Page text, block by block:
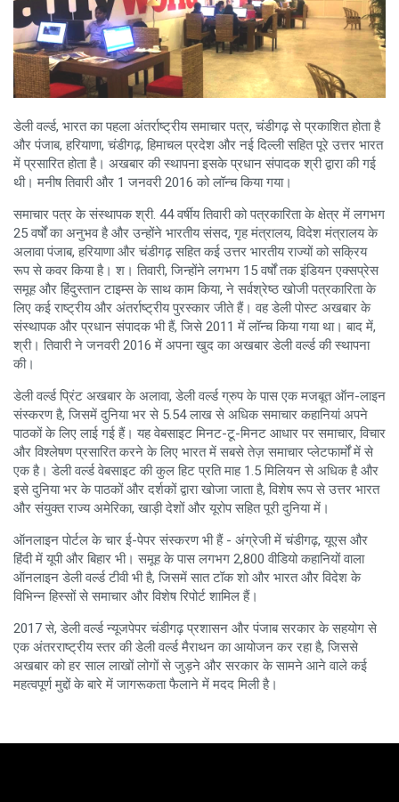
डेली वर्ल्ड, भारत का पहला अंतर्राष्ट्रीय समाचार पत्र, चंडीगढ़ से प्रकाशित होता है
और पंजाब, हरियाणा, चंडीगढ़, हिमाचल प्रदेश और नई दिल्ली सहित पूरे उत्तर भारत
में प्रसारित होता है। अखबार की स्थापना इसके प्रधान संपादक श्री द्वारा की गई
थी। मनीष तिवारी और 1 जनवरी 2016 को लॉन्च किया गया।
समाचार पत्र के संस्थापक श्री. 44 वर्षीय तिवारी को पत्रकारिता के क्षेत्र में लगभग
25 वर्षों का अनुभव है और उन्होंने भारतीय संसद, गृह मंत्रालय, विदेश मंत्रालय के
अलावा पंजाब, हरियाणा और चंडीगढ़ सहित कई उत्तर भारतीय राज्यों को सक्रिय
रूप से कवर किया है। श। तिवारी, जिन्होंने लगभग 15 वर्षों तक इंडियन एक्सप्रेस
समूह और हिंदुस्तान टाइम्स के साथ काम किया, ने सर्वश्रेष्ठ खोजी पत्रकारिता के
लिए कई राष्ट्रीय और अंतर्राष्ट्रीय पुरस्कार जीते हैं। वह डेली पोस्ट अखबार के
संस्थापक और प्रधान संपादक भी हैं, जिसे 2011 में लॉन्च किया गया था। बाद में,
श्री। तिवारी ने जनवरी 2016 में अपना खुद का अखबार डेली वर्ल्ड की स्थापना
की।
डेली वर्ल्ड प्रिंट अखबार के अलावा, डेली वर्ल्ड ग्रुप के पास एक मजबूत ऑन-लाइन
संस्करण है, जिसमें दुनिया भर से 5.54 लाख से अधिक समाचार कहानियां अपने
पाठकों के लिए लाई गई हैं। यह वेबसाइट मिनट-टू-मिनट आधार पर समाचार, विचार
और विश्लेषण प्रसारित करने के लिए भारत में सबसे तेज़ समाचार प्लेटफार्मों में से
एक है। डेली वर्ल्ड वेबसाइट की कुल हिट प्रति माह 1.5 मिलियन से अधिक है और
इसे दुनिया भर के पाठकों और दर्शकों द्वारा खोजा जाता है, विशेष रूप से उत्तर भारत
और संयुक्त राज्य अमेरिका, खाड़ी देशों और यूरोप सहित पूरी दुनिया में।
ऑनलाइन पोर्टल के चार ई-पेपर संस्करण भी हैं - अंग्रेजी में चंडीगढ़, यूएस और
हिंदी में यूपी और बिहार भी। समूह के पास लगभग 2,800 वीडियो कहानियों वाला
ऑनलाइन डेली वर्ल्ड टीवी भी है, जिसमें सात टॉक शो और भारत और विदेश के
विभिन्न हिस्सों से समाचार और विशेष रिपोर्ट शामिल हैं।
2017 से, डेली वर्ल्ड न्यूजपेपर चंडीगढ़ प्रशासन और पंजाब सरकार के सहयोग से
एक अंतरराष्ट्रीय स्तर की डेली वर्ल्ड मैराथन का आयोजन कर रहा है, जिससे
अखबार को हर साल लाखों लोगों से जुड़ने और सरकार के सामने आने वाले कई
महत्वपूर्ण मुद्दों के बारे में जागरूकता फैलाने में मदद मिली है।